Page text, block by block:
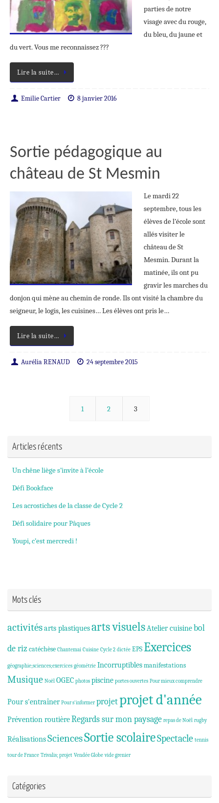
parties de notre
visage avec du rouge,
du bleu, du jaune et
du vert. Vous me reconnaissez ???
Lire la suite…
Emilie Cartier 8 janvier 2016
Sortie pédagogique au
château de St Mesmin
Le mardi 22
septembre, tous les
élèves de l’école sont
allés visiter le
château de St
Mesmin. Durant la
matinée, ils ont pu
gravir les marches du
donjon qui mène au chemin de ronde. Ils ont visité la chambre du
seigneur, le logis, les cuisines… Les élèves ont pris le…
Lire la suite…
Aurélia RENAUD 24 septembre 2015
1 2 3
Articles récents
Un chêne liège s’invite à l’école
Défi Bookface
Les acrostiches de la classe de Cycle 2
Défi solidaire pour Pâques
Youpi, c’est mercredi !
Mots clés
activitésarts plastiquesarts visuelsAtelier cuisinebol
de riz catéchèse Chantemai Cuisine Cycle 2 dictée EPSExercices
géographie;sciences;exercices géométrie Incorruptiblesmanifestations
Musique Noël OGEC photos piscine portes ouvertes Pour mieux comprendre
Pour s'entraîner Pour s'informer projetprojet d'année
Prévention routièreRegards sur mon paysage repas de Noël rugby
RéalisationsSciencesSortie scolaireSpectacle tennis
tour de France Trivalis; projet Vendée Globe vide grenier
Catégories